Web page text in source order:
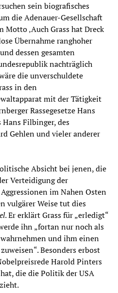
sein biografisches
die Adenauer-Gesellschaft
‚Auch Grass hat Dreck
Übernahme ranghoher
dessen gesamten
nachträglich
die unverschuldete
in den
mit der Tätigkeit
Rassegesetze Hans
Filbinger, des
Gehlen und vieler anderer
Absicht bei jenen, die
Verteidigung der
im Nahen Osten
vulgärer Weise tut dies
. Er erklärt Grass für „erledigt“
ihn „fortan nur noch als
und ihm einen
Besonders erbost
Harold Pinters
die die Politik der USA